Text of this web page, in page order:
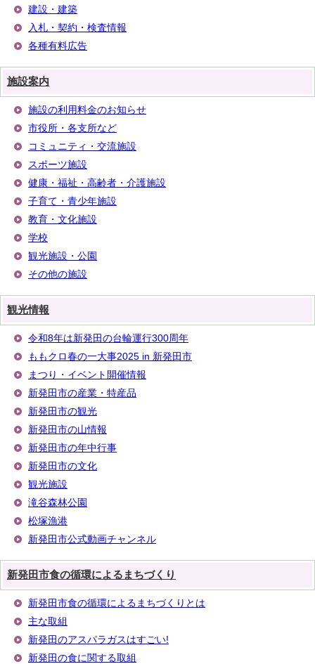
建設・建築
入札・契約・検査情報
各種有料広告
施設案内
施設の利用料金のお知らせ
市役所・各支所など
コミュニティ・交流施設
スポーツ施設
健康・福祉・高齢者・介護施設
子育て・青少年施設
教育・文化施設
学校
観光施設・公園
その他の施設
観光情報
令和8年は新発田の台輪運行300周年
ももクロ春の一大事2025 in 新発田市
まつり・イベント開催情報
新発田市の産業・特産品
新発田市の観光
新発田市の山情報
新発田市の年中行事
新発田市の文化
観光施設
滝谷森林公園
松塚漁港
新発田市公式動画チャンネル
新発田市食の循環によるまちづくり
新発田市食の循環によるまちづくりとは
主な取組
新発田のアスパラガスはすごい!
新発田の食に関する取組